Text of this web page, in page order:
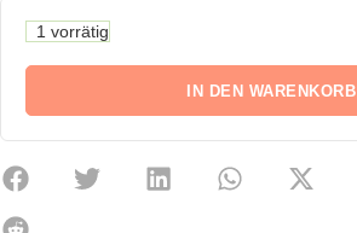
1 vorrätig
IN DEN WARENKORB